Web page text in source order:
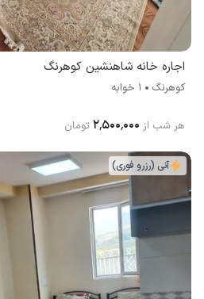
اجاره خانه شاهنشین کوهرنگ
کوهرنگ 1 خوابه
هر شب از ۲٬۵۰۰٬۰۰۰ تومان
آنی (رزرو فوری)